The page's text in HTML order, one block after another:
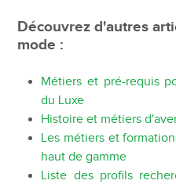
Découvrez d'autres
mode :
Métiers et pré-requis
du Luxe
Histoire et métiers
Les métiers et
haut de gamme
Liste des profils